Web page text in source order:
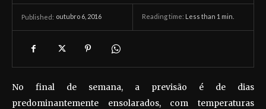
Published: outubro 6, 2016 Reading time: Less than 1 min.
No final de semana, a previsão é de dias
predominantemente ensolarados, com temperaturas